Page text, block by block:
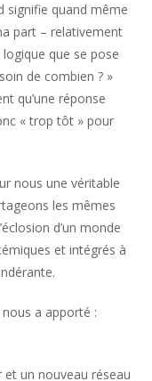
signifie quand même
part – relativement
que se pose
de combien ? »
qu’une réponse
« trop tôt » pour
nous une véritable
les mêmes
d’un monde
et intégrés à
a apporté :
un nouveau réseau